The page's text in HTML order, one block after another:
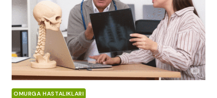
OMURGA HASTALIKLARI